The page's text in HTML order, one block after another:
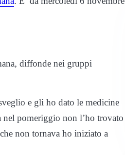
diffonde nei gruppi
e gli ho dato le medicine
nel pomeriggio non l’ho trovato
non tornava ho iniziato a